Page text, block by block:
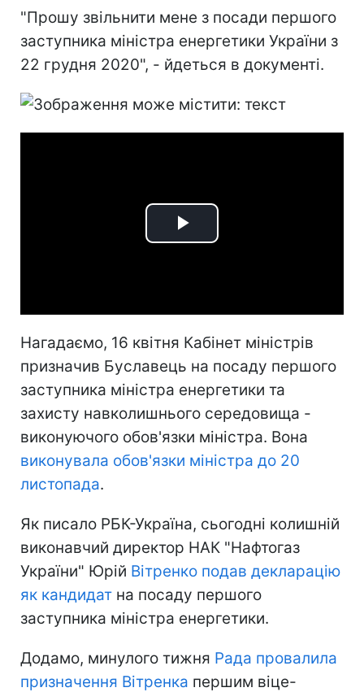
"Прошу звільнити мене з посади першого
заступника міністра енергетики України з
22 грудня 2020", - йдеться в документі.
Play
Нагадаємо, 16 квітня Кабінет міністрів
призначив Буславець на посаду першого
заступника міністра енергетики та
захисту навколишнього середовища -
виконуючого обов'язки міністра. Вона
виконувала обов'язки міністра до 20
листопада.
Як писало РБК-Україна, сьогодні колишній
виконавчий директор НАК "Нафтогаз
України" Юрій Вітренко подав декларацію
як кандидат на посаду першого
заступника міністра енергетики.
Додамо, минулого тижня Рада провалила
призначення Вітренка першим віце-